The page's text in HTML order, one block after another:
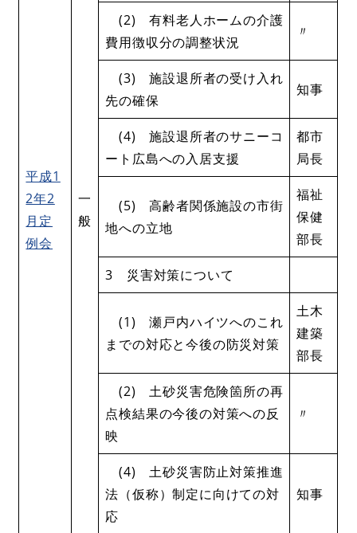
平成1
2年2
月定
例会
一
般
(2) 有料老人ホームの介護
費用徴収分の調整状況
〃
(3) 施設退所者の受け入れ
先の確保
知事
(4) 施設退所者のサニーコ
ート広島への入居支援
都市
局長
(5) 高齢者関係施設の市街
地への立地
福祉
保健
部長
3 災害対策について
(1) 瀬戸内ハイツへのこれ
までの対応と今後の防災対策
土木
建築
部長
(2) 土砂災害危険箇所の再
点検結果の今後の対策への反
映
〃
(4) 土砂災害防止対策推進
法（仮称）制定に向けての対
応
知事